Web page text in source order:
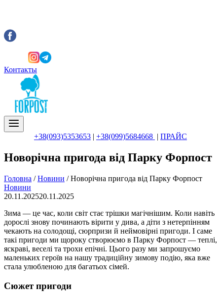
Контакты
+38(093)5353653 | +38(099)5684668 | ПРАЙС
Новорічна пригода від Парку Форпост
Головна / Новини / Новорічна пригода від Парку Форпост
Новини
20.11.202520.11.2025
Зима — це час, коли світ стає трішки магічнішим. Коли навіть
дорослі знову починають вірити у дива, а діти з нетерпінням
чекають на солодощі, сюрпризи й неймовірні пригоди. І саме
такі пригоди ми щороку створюємо в Парку Форпост — теплі,
яскраві, веселі та трохи епічні. Цього разу ми запрошуємо
маленьких героїв на нашу традиційну зимову подію, яка вже
стала улюбленою для багатьох сімей.
Сюжет пригоди